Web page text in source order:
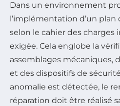
Dans un environnement
l’implémentation d’un
selon le cahier des
exigée. Cela englobe la
assemblages mécaniques,
et des dispositifs de
anomalie est détectée, le
réparation doit être réalisé